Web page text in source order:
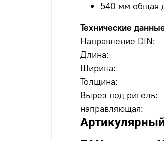
540 мм общая
Технические
Направление DIN:
Длина:
Ширина:
Толщина:
Вырез под ригель:
направляющая: